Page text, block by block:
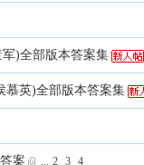
)全部版本答案集
慕英)全部版本答案集
案 ... 2 3 4